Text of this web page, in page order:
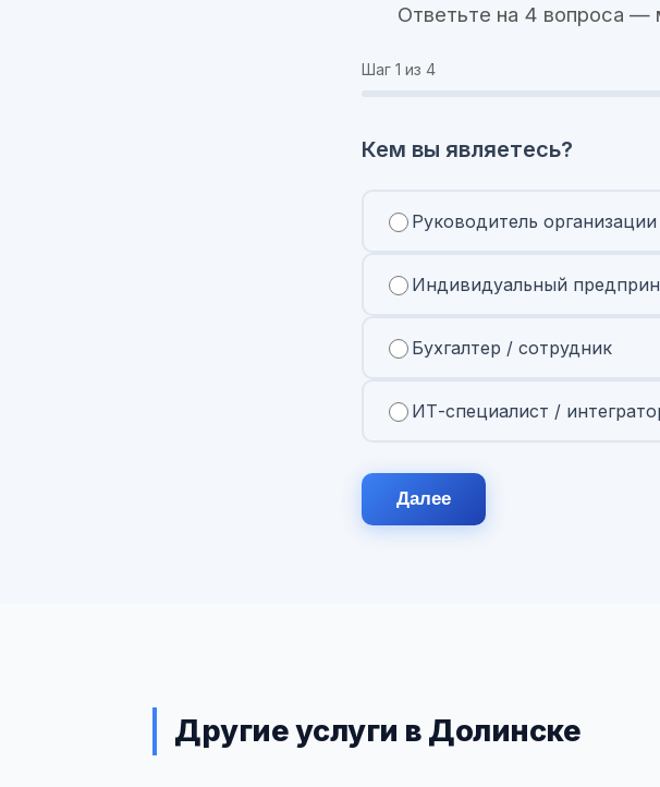
Ответьте на 4 вопроса —
Шаг 1 из 4
Кем вы являетесь?
Руководитель
Индивидуальный
Бухгалтер / сотрудник
ИТ-специалист /
Далее
Другие услуги в Долинске